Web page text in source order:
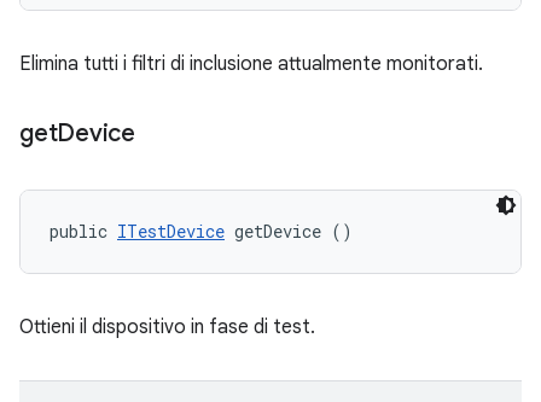
Elimina tutti i filtri di inclusione attualmente monitorati.
getDevice
public ITestDevice getDevice ()
Ottieni il dispositivo in fase di test.